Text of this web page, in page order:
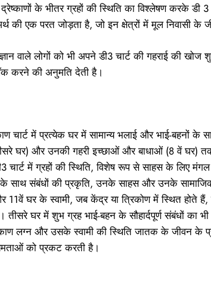
के भीतर ग्रहों की स्थिति का विश्लेषण करके डी
की एक परत जोड़ता है, जो इन क्षेत्रों में मूल निवासी के
ज्ञान वाले लोगों को भी अपने डी3 चार्ट की गहराई की
करने की अनुमति देती है।
चार्ट में प्रत्येक घर में सामान्य भलाई और भाई-बहनों
घर) और उनकी गहरी इच्छाओं और बाधाओं (8 वें घर)
चार्ट में ग्रहों की स्थिति, विशेष रूप से साहस के लिए
साथ संबंधों की प्रकृति, उनके साहस और उनके सामाजिक
11वें घर के स्वामी, जब केंद्र या त्रिकोण में स्थित होते
तीसरे घर में शुभ ग्रह भाई-बहन के सौहार्दपूर्ण संबंधों का
लग्न और उसके स्वामी की स्थिति जातक के जीवन के
को प्रकट करती है।